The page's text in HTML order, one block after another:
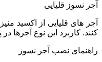
آجر نسوز قلیایی
آجر های قلیایی از اکسید
کنند. کاربرد این نوع
راهنمای نصب آجر نسوز